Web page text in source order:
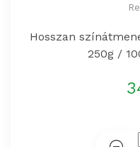
Hosszan
250g /